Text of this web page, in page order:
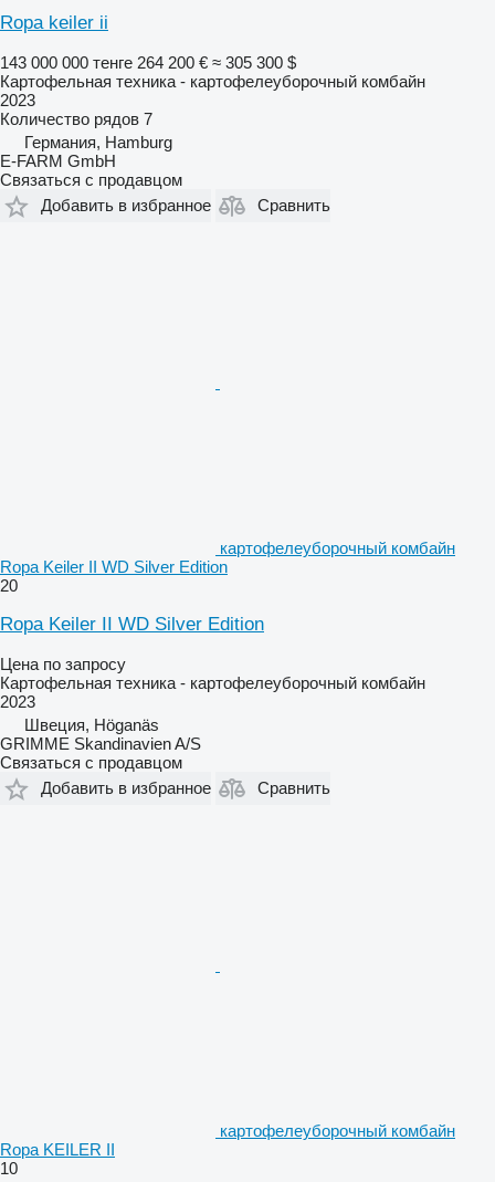
Ropa keiler ii
143 000 000 тенге 264 200 € ≈ 305 300 $
Картофельная техника - картофелеуборочный комбайн
2023
Количество рядов 7
Германия, Hamburg
E-FARM GmbH
Связаться с продавцом
Добавить в избранное
Сравнить
картофелеуборочный комбайн
Ropa Keiler II WD Silver Edition
20
Ropa Keiler II WD Silver Edition
Цена по запросу
Картофельная техника - картофелеуборочный комбайн
2023
Швеция, Höganäs
GRIMME Skandinavien A/S
Связаться с продавцом
Добавить в избранное
Сравнить
картофелеуборочный комбайн
Ropa KEILER II
10